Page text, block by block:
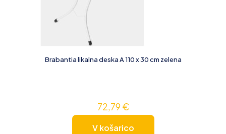
Brabantia likalna deska A 110 x 30 cm zelena
72,79€
V košarico